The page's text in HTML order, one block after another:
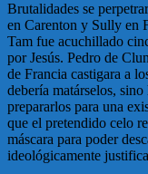
Brutalidades se
en Carenton y Sully en
Tam fue acuchillado
por Jesús. Pedro de
de Francia castigara a
debería matárselos,
prepararlos para una
que el pretendido celo
máscara para poder
ideológicamente